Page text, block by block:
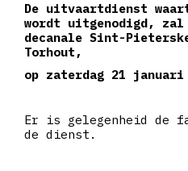
De uitvaartdienst
wordt uitgenodigd,
decanale Sint-
Torhout,
op zaterdag 21 januari
Er is gelegenheid de
de dienst.